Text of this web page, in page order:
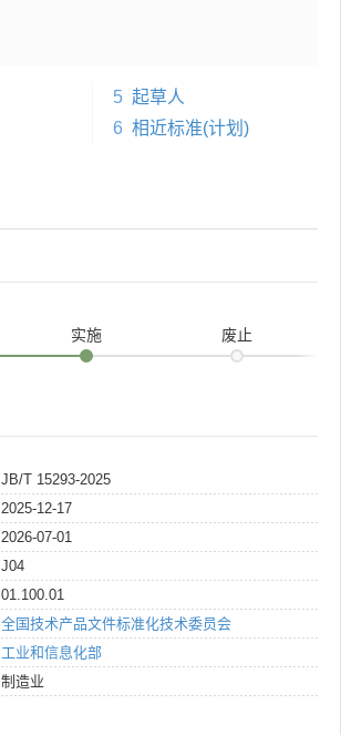
5 起草人
6 相近标准(计划)
实施 废止
JB/T 15293-2025
2025-12-17
2026-07-01
J04
01.100.01
全国技术产品文件标准化技术委员会
工业和信息化部
制造业